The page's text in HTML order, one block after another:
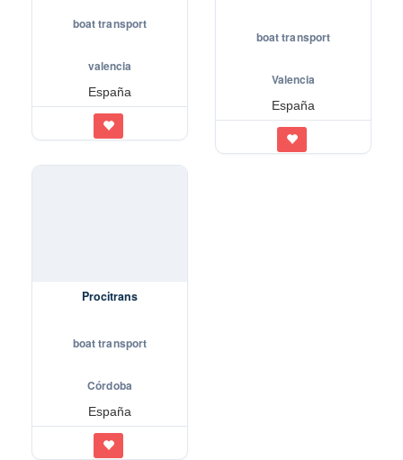
boat transport
valencia
España
boat transport
Valencia
España
Procitrans
boat transport
Córdoba
España